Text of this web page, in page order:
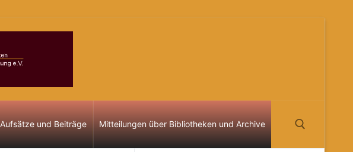
Aufsätze und Beiträge Mitteilungen über Bibliotheken und Archive